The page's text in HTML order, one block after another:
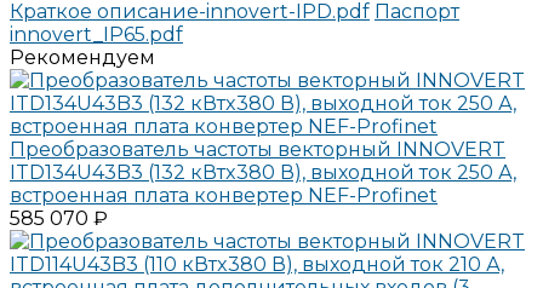
Краткое описание-innovert-IPD.pdf Паспорт
innovert_IP65.pdf
Рекомендуем
Преобразователь частоты векторный INNOVERT
ITD134U43B3 (132 кВтx380 В), выходной ток 250 А,
встроенная плата конвертер NEF-Profinet
585 070 ₽